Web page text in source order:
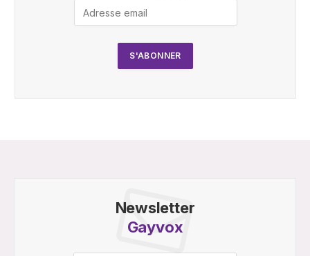
Newsletter
Gayvox